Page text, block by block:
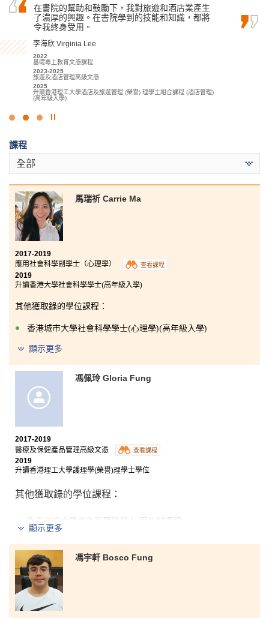
在書院兩年學習期間，我獲得了醫療及保健領域
的基礎知識。除了基礎課堂學習外，我們亦有許
多實踐機會，加上不同的課堂實驗，幫助我裝備
我未來的學業或職業生涯都起著關鍵作用。
何日喬 Ho Yat Kiu
2023-2025
醫療及保健產品管理高級文憑
2025
升讀香港大學護理學學士
在書院的幫助和鼓勵下，我對旅遊和酒店業產生
了濃厚的興趣。在書院學到的技能和知識，都將
令我終身受用。
李海欣 Virginia Lee
2022
基礎專上教育文憑課程
2023-2025
旅遊及酒店管理高級文憑
2025
升讀香港理工大學酒店及旅遊管理 (榮譽) 理學士組合課程 (酒店管理)
(高年級入學)
我要衷心感謝所有書院講師們，沒有他們的耐心
指導，我可能無法獲得滿意的成績。
2022-2024
2024
點
燈
片
課程
全部
馬瑞祈 Carrie Ma
2017-2019
應用社會科學副學士（心理學）
查看課程
2019
升讀香港大學社會科學學士(高年級入學)
其他獲取錄的學位課程：
香港城市大學社會科學學士(心理學)(高年級入學)
香港城市大學社會科學學士(犯罪學及社會學)(高年級入學)
我很慶幸遇到一班十分支持我及鼓勵我的老師和同學，
每當我遇到困難，他們總會幫我一把，書院的學習氣氛
非常濃厚。也許有些人認為在DSE中未能考獲佳績的同
學都是失敗者，我完全不同意。我相信只要堅持不懈，
定能達到目標的！
顯示更多
馮佩玲 Gloria Fung
2017-2019
醫療及保健產品管理高級文憑
查看課程
2019
升讀香港理工大學護理學(榮譽)理學士學位
其他獲取錄的學位課程：
香港中文大學老年學理學學士(兩年制課程)
入讀書院的醫療及保健產品管理高級文憑課程，令我獲
益良多。從學習當中，除了學到有關醫療及藥物的知
識，我更加清楚自己的優點同缺點，定下明確的目標。
我很慶幸能遇到亦師亦友的書院講師，他們樂意解答我
升學和學習上的問題，幫助我一步一步邁向我的夢想。
顯示更多
馮宇軒 Bosco Fung